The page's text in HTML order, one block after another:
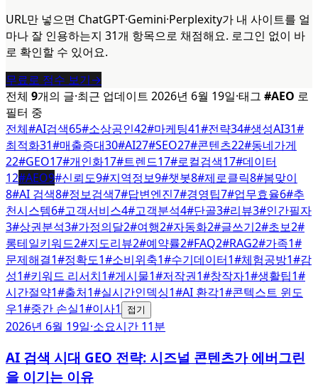
URL만 넣으면 ChatGPT·Gemini·Perplexity가 내 사이트를 얼
마나 잘 인용하는지 31개 항목으로 채점해요. 로그인 없이 바
로 확인할 수 있어요.
무료로 점수 보기→
전체 9개의 글·최근 업데이트 2026년 6월 19일·태그 #AEO 로
필터 중
전체#AI검색65#소상공인42#마케팅41#전략34#생성AI31#
최적화31#매출증대30#AI27#SEO27#콘텐츠22#동네가게
22#GEO17#개인화17#트렌드17#로컬검색17#데이터
12#AEO9#신뢰도9#지역정보9#챗봇8#제로클릭8#봄맞이
8#AI 검색8#정보검색7#답변엔진7#경영팁7#업무효율6#추
천시스템6#고객서비스4#고객분석4#단골3#리뷰3#인간필자
3#상권분석3#가정의달2#여행2#자동화2#글쓰기2#초보2#
롱테일키워드2#지도리뷰2#예약률2#FAQ2#RAG2#가족1#
문제해결1#정확도1#소비위축1#수기데이터1#체험공방1#감
성1#키워드 리서치1#게시물1#저작권1#창작자1#생활팁1#
시간절약1#출처1#실시간인덱싱1#AI 환각1#콘텍스트 윈도
우1#중간 손실1#이사1 접기
2026년 6월 19일·소요시간 11분
AI 검색 시대 GEO 전략: 시즈널 콘텐츠가 에버그린
을 이기는 이유